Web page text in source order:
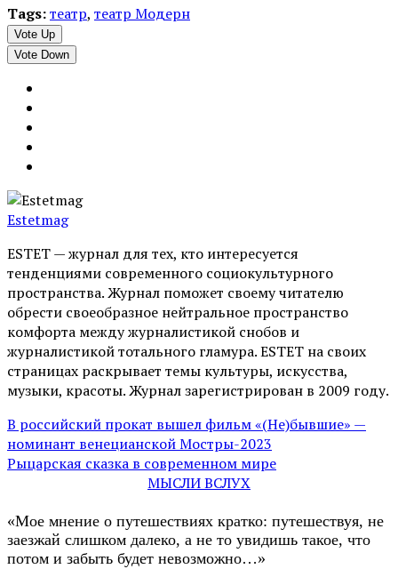
Tags:театр, театр Модерн
Vote Up
Vote Down
Estetmag
ESTET — журнал для тех, кто интересуeтся
тенденциями современного социокультурного
пространства. Журнал поможет своему читателю
обрести своеобразное нейтральное пространство
комфорта между журналистикой снобов и
журналистикой тотального гламура. ESTET на своих
страницах раскрывает темы культуры, искусства,
музыки, красоты. Журнал зарегистрирован в 2009 году.
В российский прокат вышел фильм «(Не)бывшие» —
номинант венецианской Мостры-2023
Рыцарская сказка в современном мире
МЫСЛИ ВСЛУХ
«Мое мнение о путешествиях кратко: путешествуя, не
заезжай слишком далеко, а не то увидишь такое, что
потом и забыть будет невозможно…»